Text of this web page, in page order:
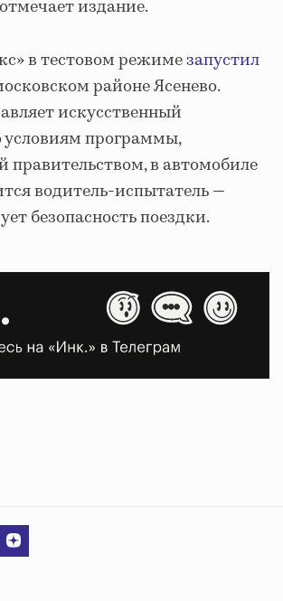
издание.
в тестовом режимезапустил
районе Ясенево.
искусственный
условиям программы,
правительством, в автомобиле
водитель-испытатель —
безопасность поездки.